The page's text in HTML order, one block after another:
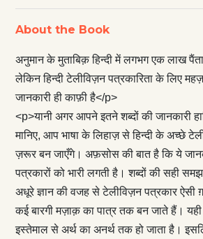
About the Book
अनुमान के मुताबिक़ हिन्दी में लगभग एक लाख
लेकिन हिन्दी टेलीविज़न पत्रकारिता के लिए
जानकारी ही काफ़ी है</p>
<p>यानी अगर आपने इतने शब्दों की जानकारी
मानिए, आप भाषा के लिहाज़ से हिन्दी के अच्छे
ज़रूर बन जाएँगे। अफ़सोस की बात है कि ये
पत्रकारों को भारी लगती है। शब्दों की सही
अधूरे ज्ञान की वजह से टेलीविज़न पत्रकार ऐसी
कई बारगी मज़ाक़ का पात्र तक बन जाते हैं।
इस्तेमाल से अर्थ का अनर्थ तक हो जाता है।